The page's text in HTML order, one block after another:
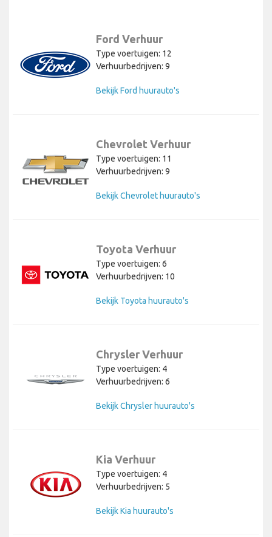
Ford Verhuur
Type voertuigen: 12
Verhuurbedrijven: 9
Bekijk Ford huurauto's
Chevrolet Verhuur
Type voertuigen: 11
Verhuurbedrijven: 9
Bekijk Chevrolet huurauto's
Toyota Verhuur
Type voertuigen: 6
Verhuurbedrijven: 10
Bekijk Toyota huurauto's
Chrysler Verhuur
Type voertuigen: 4
Verhuurbedrijven: 6
Bekijk Chrysler huurauto's
Kia Verhuur
Type voertuigen: 4
Verhuurbedrijven: 5
Bekijk Kia huurauto's